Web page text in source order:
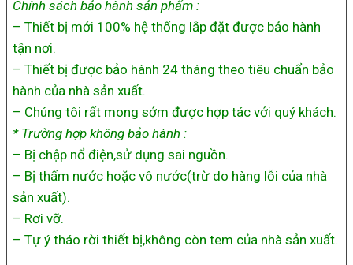
Chính sách bảo hành sản phẩm :
– Thiết bị mới 100% hệ thống lắp đặt được bảo hành
tận nơi.
– Thiết bị được bảo hành 24 tháng theo tiêu chuẩn bảo
hành của nhà sản xuất.
– Chúng tôi rất mong sớm được hợp tác với quý khách.
* Trường hợp không bảo hành :
– Bị chập nổ điện,sử dụng sai nguồn.
– Bị thấm nước hoặc vô nước(trừ do hàng lỗi của nhà
sản xuất).
– Rơi vỡ.
– Tự ý tháo rời thiết bị,không còn tem của nhà sản xuất.